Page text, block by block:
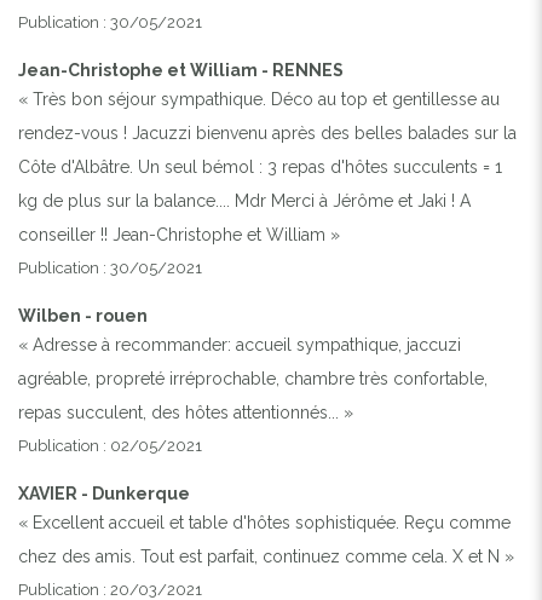
Publication : 30/05/2021
Jean-Christophe et William - RENNES
« Très bon séjour sympathique. Déco au top et gentillesse au
rendez-vous ! Jacuzzi bienvenu après des belles balades sur la
Côte d'Albâtre. Un seul bémol : 3 repas d'hôtes succulents = 1
kg de plus sur la balance.... Mdr Merci à Jérôme et Jaki ! A
conseiller !! Jean-Christophe et William »
Publication : 30/05/2021
Wilben - rouen
« Adresse à recommander: accueil sympathique, jaccuzi
agréable, propreté irréprochable, chambre très confortable,
repas succulent, des hôtes attentionnés... »
Publication : 02/05/2021
XAVIER - Dunkerque
« Excellent accueil et table d'hôtes sophistiquée. Reçu comme
chez des amis. Tout est parfait, continuez comme cela. X et N »
Publication : 20/03/2021